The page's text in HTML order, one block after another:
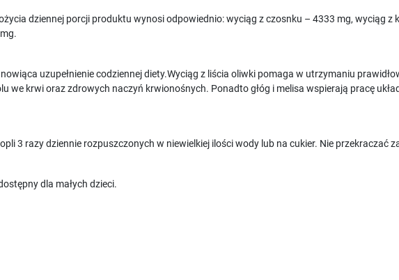
dziennej porcji produktu wynosi odpowiednio: wyciąg z czosnku – 4333 mg, wyciąg z
uzupełnienie codziennej diety.Wyciąg z liścia oliwki pomaga w utrzymaniu
we krwi oraz zdrowych naczyń krwionośnych. Ponadto głóg i melisa wspierają pracę
3 razy dziennie rozpuszczonych w niewielkiej ilości wody lub na cukier. Nie przekraczać
dla małych dzieci.